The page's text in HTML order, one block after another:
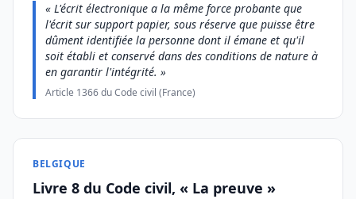
« L'écrit électronique a la même force probante que
l'écrit sur support papier, sous réserve que puisse être
dûment identifiée la personne dont il émane et qu'il
soit établi et conservé dans des conditions de nature à
en garantir l'intégrité. »
Article 1366 du Code civil (France)
BELGIQUE
Livre 8 du Code civil, « La preuve »